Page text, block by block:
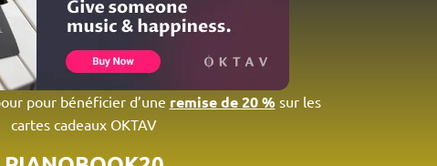
pour bénéficier d’une remise de 20 % sur les
cartes cadeaux OKTAV